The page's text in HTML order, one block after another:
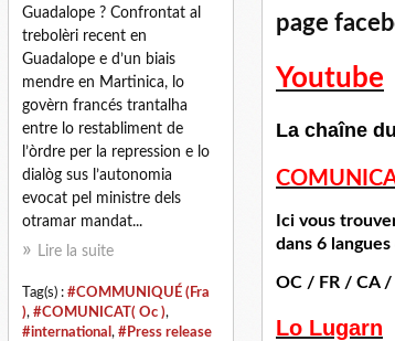
Guadalope ? Confrontat al
trebolèri recent en
Guadalope e d’un biais
mendre en Martinica, lo
govèrn francés trantalha
entre lo restabliment de
l’òrdre per la repression e lo
dialòg sus l’autonomia
evocat pel ministre dels
otramar mandat...
Lire la suite
Tag(s) : #COMMUNIQUÉ (Fra
), #COMUNICAT( Oc ),
#international , #Press release
page
Youtube
La chaîne
Ici vous
dans 6
OC / FR / CA /
Lo Lugarn